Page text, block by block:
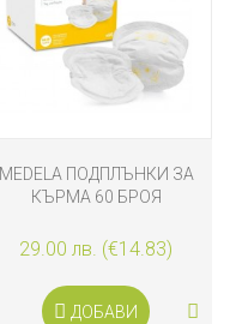
MEDELA ПОДПЛЪНКИ ЗА
КЪРМА 60 БРОЯ
29.00 лв. (€14.83)
ДОБАВИ